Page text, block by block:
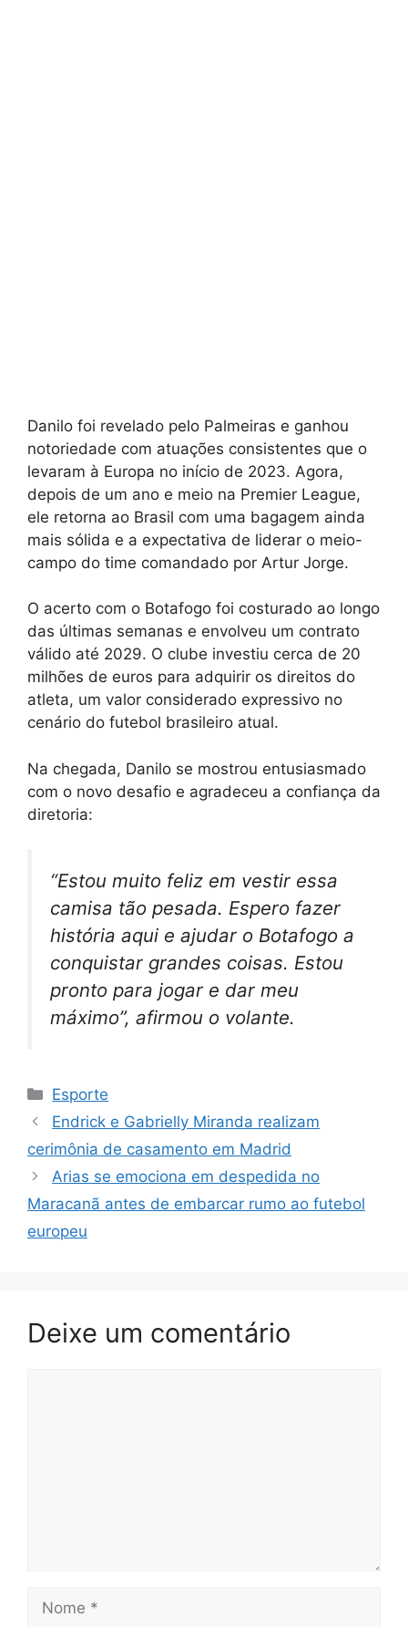
Danilo foi revelado pelo Palmeiras e ganhou
notoriedade com atuações consistentes que o
levaram à Europa no início de 2023. Agora,
depois de um ano e meio na Premier League,
ele retorna ao Brasil com uma bagagem ainda
mais sólida e a expectativa de liderar o meio-
campo do time comandado por Artur Jorge.
O acerto com o Botafogo foi costurado ao longo
das últimas semanas e envolveu um contrato
válido até 2029. O clube investiu cerca de 20
milhões de euros para adquirir os direitos do
atleta, um valor considerado expressivo no
cenário do futebol brasileiro atual.
Na chegada, Danilo se mostrou entusiasmado
com o novo desafio e agradeceu a confiança da
diretoria:
“Estou muito feliz em vestir essa
camisa tão pesada. Espero fazer
história aqui e ajudar o Botafogo a
conquistar grandes coisas. Estou
pronto para jogar e dar meu
máximo”, afirmou o volante.
Categorias
Esporte
Endrick e Gabrielly Miranda realizam
cerimônia de casamento em Madrid
Arias se emociona em despedida no
Maracanã antes de embarcar rumo ao futebol
europeu
Deixe um comentário
Nome